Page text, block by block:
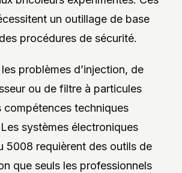
un outillage de base
procédures de sécurité.
problèmes d’injection, de
ou de filtre à particules
compétences techniques
systèmes électroniques
5008 requièrent des outils de
que seuls les professionnels